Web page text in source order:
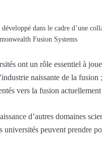
dans le cadre d’une
Fusion Systems
ont un rôle essentiel à
naissante de la
vers la fusion
d’autres domaines
peuvent prendre